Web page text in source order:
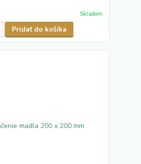
Skladom
Pridať do košíka